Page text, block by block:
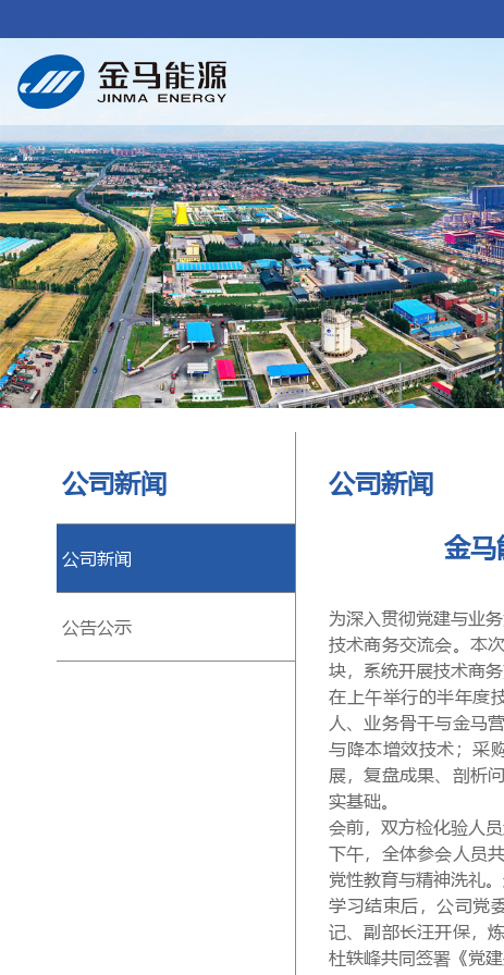
公司新闻
公司新闻
公告公示
公司新闻
金马
为深入贯彻党建与业
技术商务交流会。本
块，系统开展技术商
在上午举行的半年度
人、业务骨干与金马
与降本增效技术；采
展，复盘成果、剖析
实基础。
会前， 双方检化验人
下午，全体参会人员
党性教育与精神洗礼
学习结束后，公司党
记、副部长汪开保，
杜轶峰共同签署《党建